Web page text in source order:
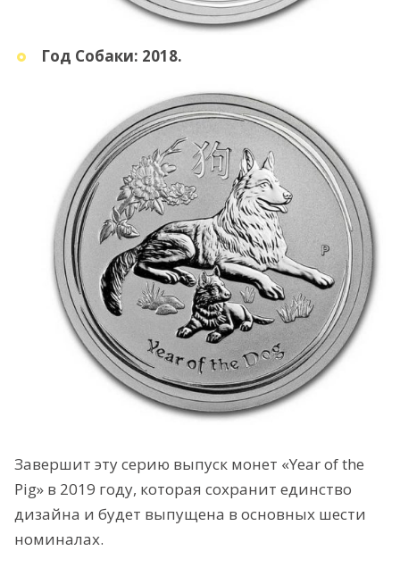
Год Собаки: 2018.
Завершит эту серию выпуск монет «Year of the
Pig» в 2019 году, которая сохранит единство
дизайна и будет выпущена в основных шести
номиналах.